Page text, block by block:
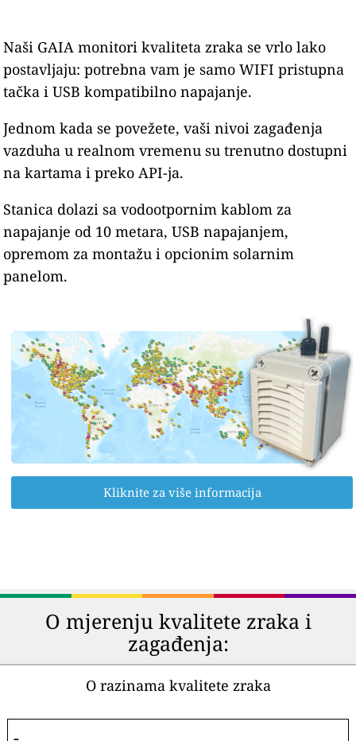
Naši GAIA monitori kvaliteta zraka se vrlo lako
postavljaju: potrebna vam je samo WIFI pristupna
tačka i USB kompatibilno napajanje.
Jednom kada se povežete, vaši nivoi zagađenja
vazduha u realnom vremenu su trenutno dostupni
na kartama i preko API-ja.
Stanica dolazi sa vodootpornim kablom za
napajanje od 10 metara, USB napajanjem,
opremom za montažu i opcionim solarnim
panelom.
Kliknite za više informacija
O mjerenju kvalitete zraka i
zagađenja:
O razinama kvalitete zraka